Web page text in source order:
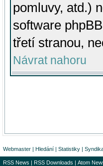
pomluvy, atd.)
software
třetí stranou,
Návrat nahoru
Webmaster | Hledání | Statistiky |
RSS News | RSS Downloads | Atom